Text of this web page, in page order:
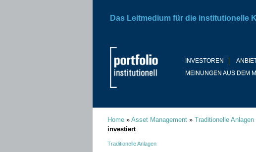
INVESTOREN
MEINUNGEN AUS DEM
Das Leitmedium für die institutionelle
Home » Asset Management » Traditionelle Anlagen
investiert
Traditionelle Anlagen